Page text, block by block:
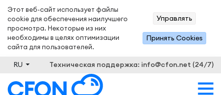
Этот веб-сайт использует файлы
cookie для обеспечения наилучшего
просмотра. Некоторые из них
необходимы в целях оптимизации
сайта для пользователей.
Управлять
Принять Сookies
RU Техническая поддержка: info@cfon.net (24/7)